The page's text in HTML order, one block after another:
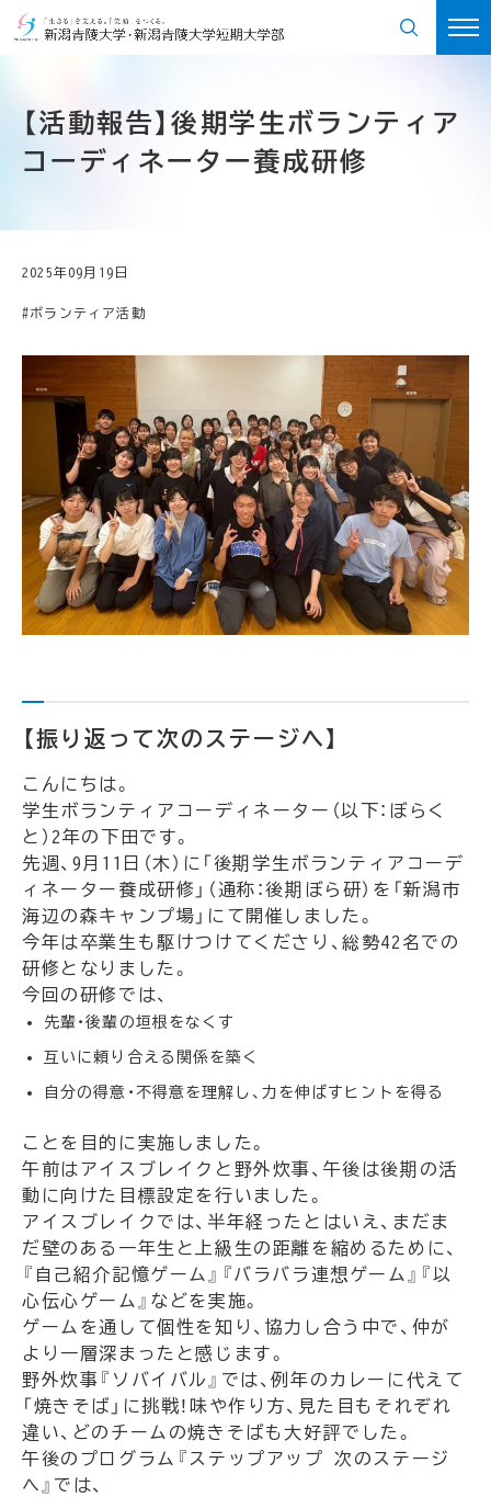
【活動報告】後期学生ボランティア
コーディネーター養成研修
2025年09月19日
#ボランティア活動
【振り返って次のステージへ】
こんにちは。
学生ボランティアコーディネーター（以下：ぼらく
と）2年の下田です。
先週、9月11日（木）に「後期学生ボランティアコーデ
ィネーター養成研修」（通称：後期ぼら研）を「新潟市
海辺の森キャンプ場」にて開催しました。
今年は卒業生も駆けつけてくださり、総勢42名での
研修となりました。
今回の研修では、
先輩・後輩の垣根をなくす
互いに頼り合える関係を築く
自分の得意・不得意を理解し、力を伸ばすヒントを得る
ことを目的に実施しました。
午前はアイスブレイクと野外炊事、午後は後期の活
動に向けた目標設定を行いました。
アイスブレイクでは、半年経ったとはいえ、まだま
だ壁のある一年生と上級生の距離を縮めるために、
『自己紹介記憶ゲーム』『バラバラ連想ゲーム』『以
心伝心ゲーム』などを実施。
ゲームを通して個性を知り、協力し合う中で、仲が
より一層深まったと感じます。
野外炊事『ソバイバル』では、例年のカレーに代えて
「焼きそば」に挑戦！味や作り方、見た目もそれぞれ
違い、どのチームの焼きそばも大好評でした 。
午後のプログラム『ステップアップ 次のステージ
へ』では、